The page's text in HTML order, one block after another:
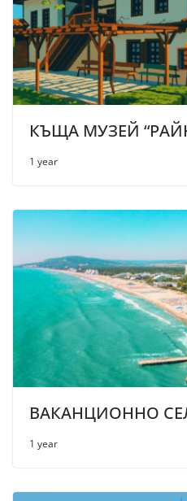
КЪЩА МУЗЕЙ
1 year
ВАКАНЦИОННО
1 year